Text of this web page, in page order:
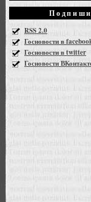
RSS 2.0
Госновости в
Госновости в twitter
Госновости